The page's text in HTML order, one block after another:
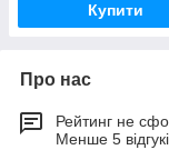
Купити
Про нас
Рейтинг не
Менше 5